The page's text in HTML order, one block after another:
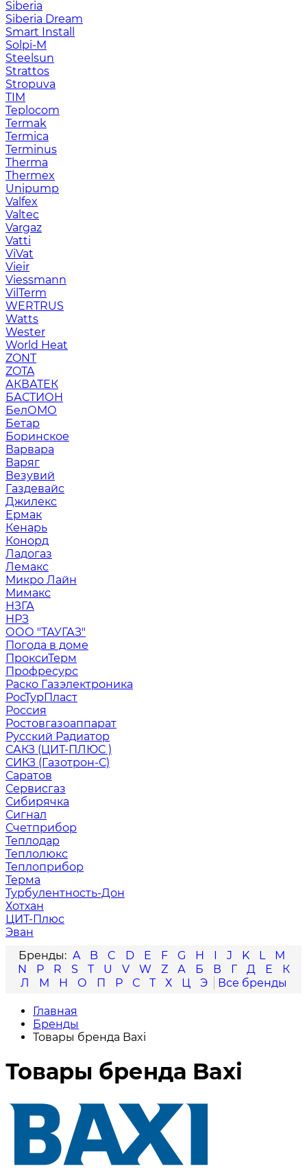
Siberia
Siberia Dream
Smart Install
Solpi-M
Steelsun
Strattos
Stropuva
TIM
Teplocom
Termak
Termica
Terminus
Therma
Thermex
Unipump
Valfex
Valtec
Vargaz
Vatti
ViVat
Vieir
Viessmann
VilTerm
WERTRUS
Watts
Wester
World Heat
ZONT
ZOTA
АКВАТЕК
БАСТИОН
БелОМО
Бетар
Боринское
Варвара
Варяг
Везувий
Газдевайс
Джилекс
Ермак
Кенарь
Конорд
Ладогаз
Лемакс
Микро Лайн
Мимакс
НЗГА
НРЗ
ООО "ТАУГАЗ"
Погода в доме
ПроксиТерм
Профресурс
Раско Газэлектроника
РосТурПласт
Россия
Ростовгазоаппарат
Русский Радиатор
САКЗ (ЦИТ-ПЛЮС )
СИКЗ (Газотрон-С)
Саратов
Сервисгаз
Сибирячка
Сигнал
Счетприбор
Теплодар
Теплолюкс
Теплоприбор
Терма
Турбулентность-Дон
Хотхан
ЦИТ-Плюс
Эван
A
B C D E F G H I J K L
M
N
P R S T U V W Z А Б В Г Д Е
К
Л
М Н О П Р С Т Х Ц Э
Главная
Бренды
Товары бренда Baxi
Товары бренда Baxi